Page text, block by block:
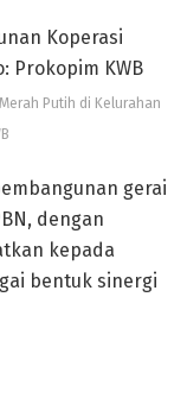
Putih di Kelurahan
gerai
dengan
kepada
bentuk sinergi